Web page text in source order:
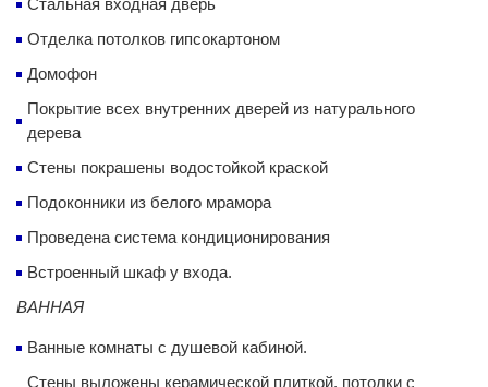
Стальная входная дверь
Отделка потолков гипсокартоном
Домофон
Покрытие всех внутренних дверей из натурального
дерева
Стены покрашены водостойкой краской
Подоконники из белого мрамора
Проведена система кондиционирования
Встроенный шкаф у входа.
ВАННАЯ
Ванные комнаты с душевой кабиной.
Стены выложены керамической плиткой, потолки с